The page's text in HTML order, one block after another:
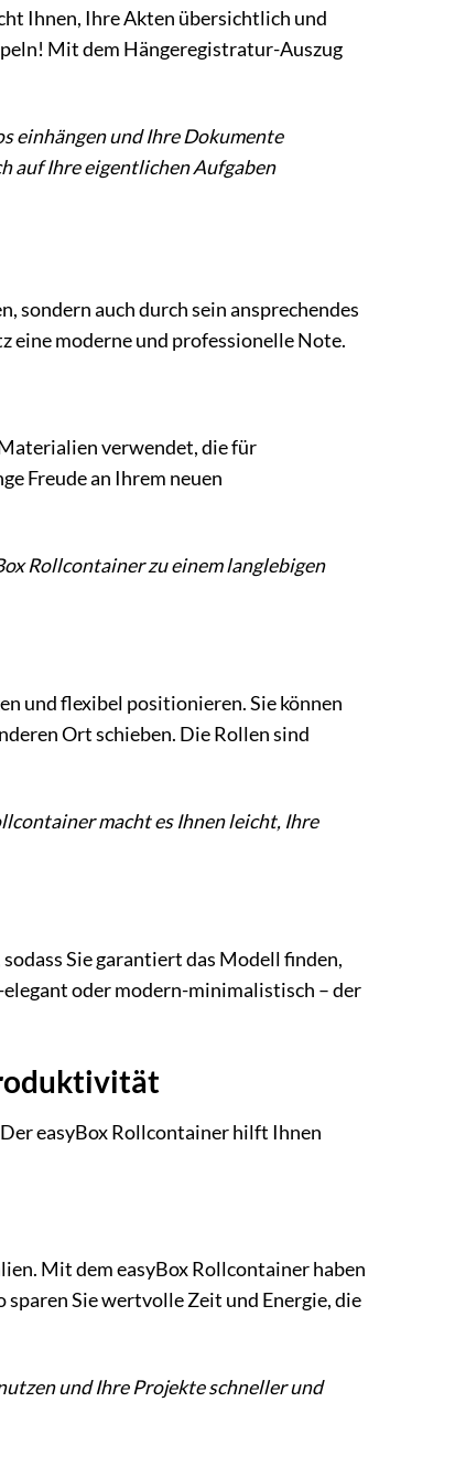
Ihnen, Ihre Akten übersichtlich und
Mit dem Hängeregistratur-Auszug
einhängen und Ihre Dokumente
auf Ihre eigentlichen Aufgaben
sondern auch durch sein ansprechendes
eine moderne und professionelle Note.
verwendet, die für
Freude an Ihrem neuen
Rollcontainer zu einem langlebigen
und flexibel positionieren. Sie können
Ort schieben. Die Rollen sind
macht es Ihnen leicht, Ihre
Sie garantiert das Modell finden,
oder modern-minimalistisch – der
easyBox Rollcontainer hilft Ihnen
Mit dem easyBox Rollcontainer haben
Sie wertvolle Zeit und Energie, die
und Ihre Projekte schneller und